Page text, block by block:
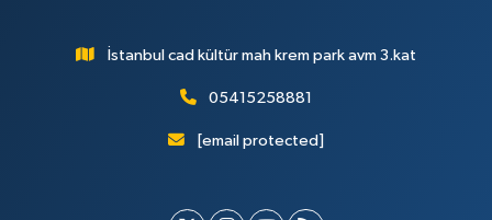
İstanbul cad kültür mah krem park avm 3.kat
05415258881
[email protected]